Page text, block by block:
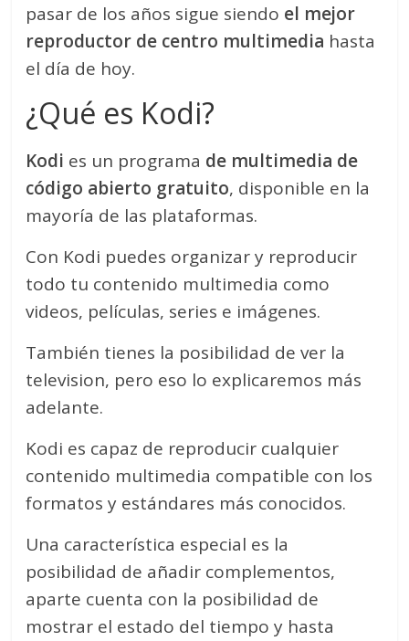
pasar de los años sigue siendo el mejor
reproductor de centro multimedia hasta
el día de hoy.
¿Qué es Kodi?
Kodi es un programa de multimedia de
código abierto gratuito, disponible en la
mayoría de las plataformas.
Con Kodi puedes organizar y reproducir
todo tu contenido multimedia como
videos, películas, series e imágenes.
También tienes la posibilidad de ver la
television, pero eso lo explicaremos más
adelante.
Kodi es capaz de reproducir cualquier
contenido multimedia compatible con los
formatos y estándares más conocidos.
Una característica especial es la
posibilidad de añadir complementos,
aparte cuenta con la posibilidad de
mostrar el estado del tiempo y hasta